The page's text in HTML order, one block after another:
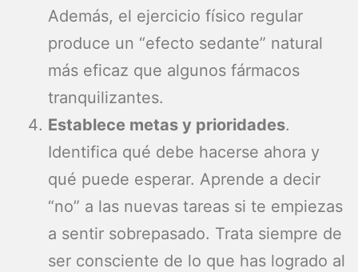
Además, el ejercicio físico regular
produce un “efecto sedante” natural
más eficaz que algunos fármacos
tranquilizantes.
Establece metas y prioridades.
Identifica qué debe hacerse ahora y
qué puede esperar. Aprende a decir
“no” a las nuevas tareas si te empiezas
a sentir sobrepasado. Trata siempre de
ser consciente de lo que has logrado al